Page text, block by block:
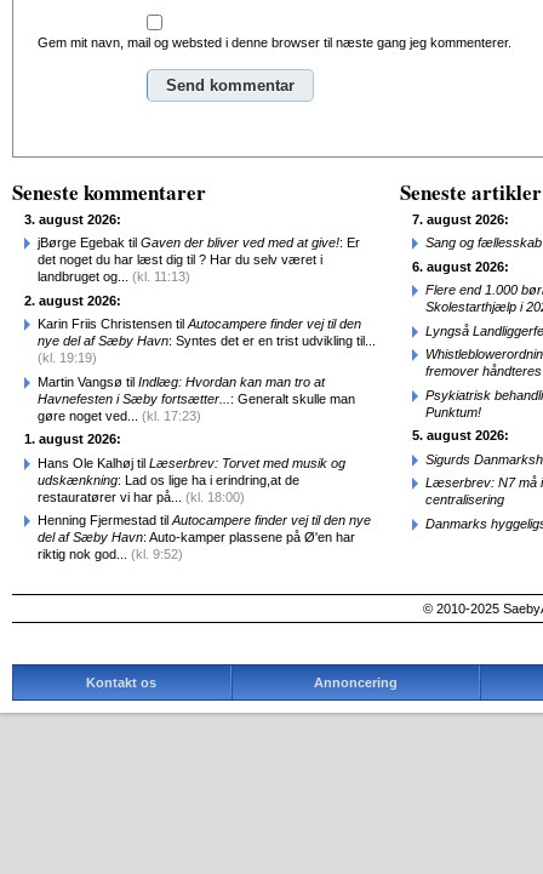
Gem mit navn, mail og websted i denne browser til næste gang jeg kommenterer.
Seneste kommentarer
3. august 2026:
jBørge Egebak til Gaven der bliver ved med at give!: Er
det noget du har læst dig til ? Har du selv været i
landbruget og... (kl. 11:13)
2. august 2026:
Karin Friis Christensen til Autocampere finder vej til den
nye del af Sæby Havn: Syntes det er en trist udvikling til...
(kl. 19:19)
Martin Vangsø til Indlæg: Hvordan kan man tro at
Havnefesten i Sæby fortsætter... : Generalt skulle man
gøre noget ved... (kl. 17:23)
1. august 2026:
Hans Ole Kalhøj til Læserbrev: Torvet med musik og
udskænkning: Lad os lige ha i erindring,at de
restauratører vi har på... (kl. 18:00)
Henning Fjermestad til Autocampere finder vej til den nye
del af Sæby Havn: Auto-kamper plassene på Ø'en har
riktig nok god... (kl. 9:52)
Seneste artikler
7. august 2026:
Sang og
6. august 2026:
Flere end 1.000
Skolestarthjælp i
Lyngså
fremover
Psykiatrisk
Punktum!
5. august 2026:
Sigurds
Læserbrev: N7 må
centralisering
Danmarks
© 2010-2025
Kontakt os Annoncering